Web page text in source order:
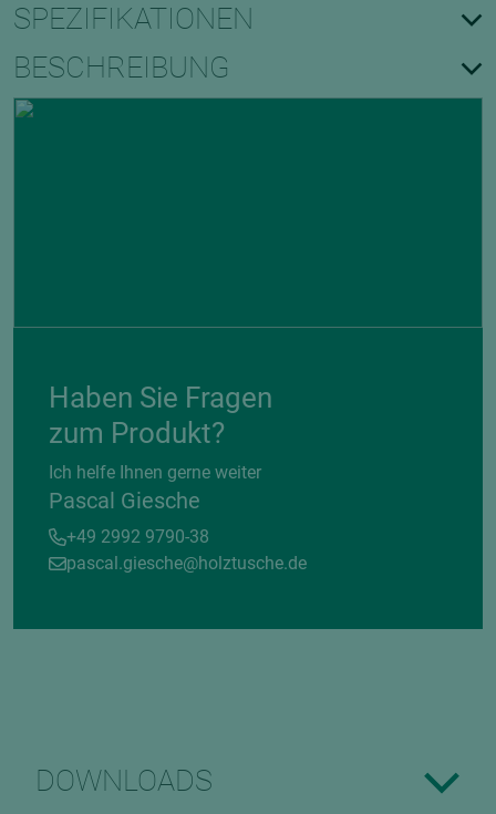
SPEZIFIKATIONEN
BESCHREIBUNG
Haben Sie Fragen
zum Produkt?
Ich helfe Ihnen gerne weiter
Pascal Giesche
+49 2992 9790-38
pascal.giesche@holztusche.de
DOWNLOADS